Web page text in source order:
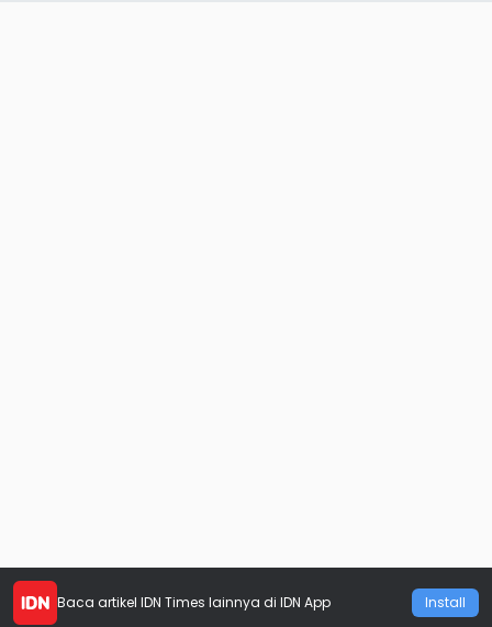
Baca artikel IDN Times lainnya di IDN App Install